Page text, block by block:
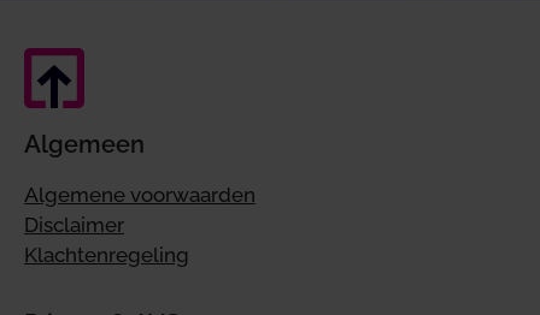
Algemeen
Algemene voorwaarden
Disclaimer
Klachtenregeling